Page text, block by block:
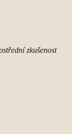
zkušenost